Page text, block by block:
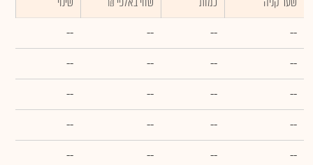
--
--
--
--
--
--
--
--
--
--
--
--
--
--
--
--
--
--
--
--